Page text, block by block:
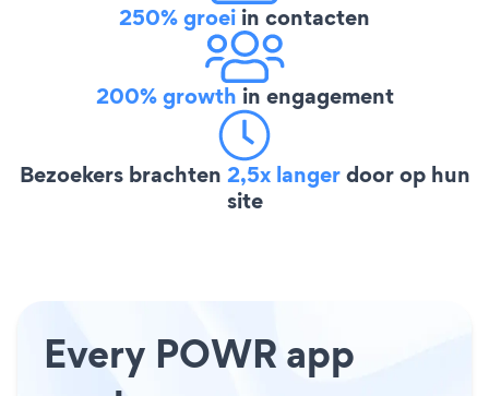
250% groei in contacten
200% growth in engagement
Bezoekers brachten 2,5x langerdoor op hun
site
Every POWR app